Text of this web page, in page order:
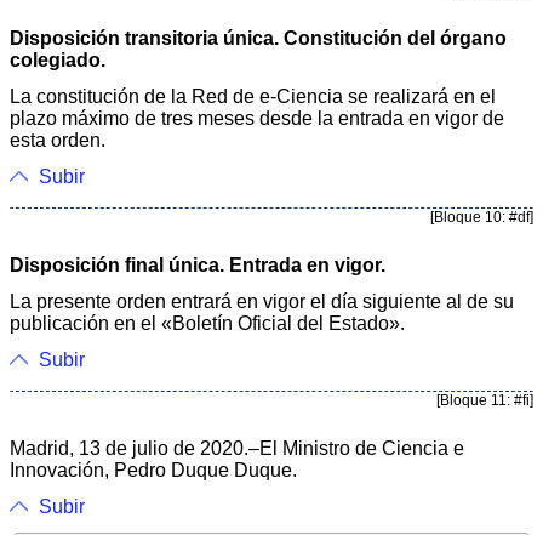
Disposición transitoria única. Constitución del órgano
colegiado.
La constitución de la Red de e-Ciencia se realizará en el
plazo máximo de tres meses desde la entrada en vigor de
esta orden.
Subir
[Bloque 10: #df]
Disposición final única. Entrada en vigor.
La presente orden entrará en vigor el día siguiente al de su
publicación en el «Boletín Oficial del Estado».
Subir
[Bloque 11: #fi]
Madrid, 13 de julio de 2020.–El Ministro de Ciencia e
Innovación, Pedro Duque Duque.
Subir